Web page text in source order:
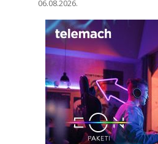
06.08.2026.